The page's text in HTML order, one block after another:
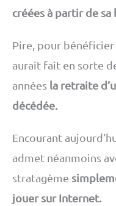
créées à partir de
Pire, pour
aurait fait en sorte
années la retraite
décédée.
Encourant
admet néanmoins
stratagème
jouer sur Internet.